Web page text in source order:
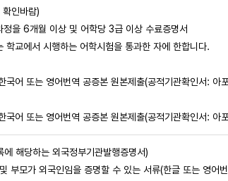
인바람)
을 6개월 이상 및 어학당 3급 이상 수료증명서
교에서 시행하는 어학시험을 통과한 자에 한합니다.
어 또는 영어번역 공증본 원본제출(공적기관확인서: 아
어 또는 영어번역 공증본 원본제출(공적기관확인서: 아
해당하는 외국정부기관발행증명서)
부모가 외국인임을 증명할 수 있는 서류(한글 또는 영어